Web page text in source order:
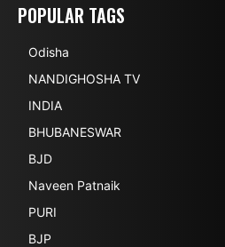
POPULAR TAGS
Odisha
NANDIGHOSHA TV
INDIA
BHUBANESWAR
BJD
Naveen Patnaik
PURI
BJP